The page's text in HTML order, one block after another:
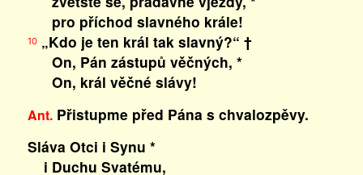
pro příchod slavného krále!
10„Kdo je ten král tak slavný?“ †
On, Pán zástupů věčných, *
On, král věčné slávy!
Ant.Přistupme před Pána s chvalozpěvy.
Sláva Otci i Synu *
i Duchu Svatému,